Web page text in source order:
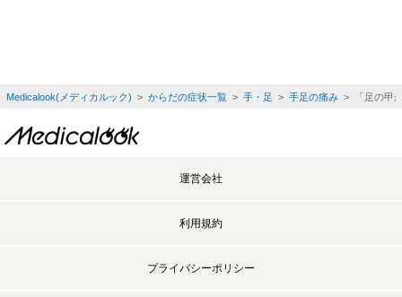
Medicalook(メディカルック) > からだの症状一覧> 手・足 > 手足の痛み> 「足の甲が
運営会社
利用規約
プライバシーポリシー